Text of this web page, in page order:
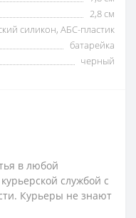
2,8 см
силикон, АБС-пластик
батарейка
черный
в любой
службой с
Курьеры не знают